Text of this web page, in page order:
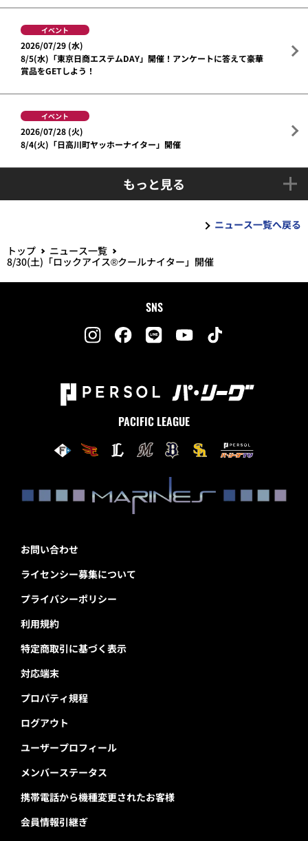
イベント
2026/07/29 (水)
8/5(水)「東京日商エステムDAY」開催！アンケートに答えて豪華
賞品をGETしよう！
イベント
2026/07/28 (火)
8/4(火)「日高川町ヤッホーナイター」開催
もっと見る
ニュース一覧へ戻る
トップ
ニュース一覧
8/30(土)「ロックアイス®クールナイター」開催
SNS
PACIFIC LEAGUE
お問い合わせ
ライセンシー募集について
プライバシーポリシー
利用規約
特定商取引に基づく表示
対応端末
プロパティ規程
ログアウト
ユーザープロフィール
メンバーステータス
携帯電話から機種変更されたお客様
会員情報引継ぎ